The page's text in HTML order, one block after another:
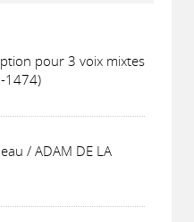
pour 3 voix mixtes
1474)
/ ADAM DE LA